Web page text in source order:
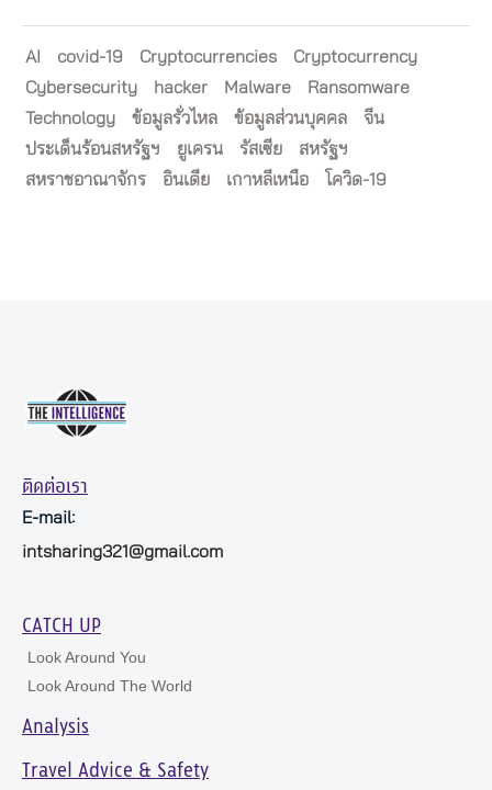
AI covid-19 Cryptocurrencies
Cryptocurrency
Cybersecurity
hacker Malware
Ransomware
Technology
ข้อมูลรั่วไหล ข้อมูลส่วนบุคคล
จีน
ประเด็นร้อนสหรัฐฯ
ยูเครน รัสเซีย
สหรัฐฯ
สหราชอาณาจักร
อินเดีย เกาหลีเหนือ โควิด-19
ติดต่อเรา
E-mail:
intsharing321@gmail.com
CATCH UP
Look Around You
Look Around The World
Analysis
Travel Advice & Safety